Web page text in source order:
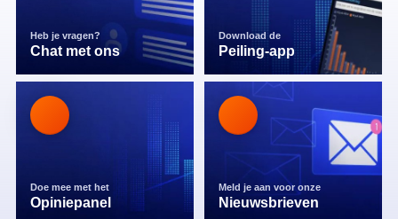
Heb je vragen?
Chat met ons
Download de
Peiling-app
Doe mee met het
Opiniepanel
Meld je aan voor onze
Nieuwsbrieven